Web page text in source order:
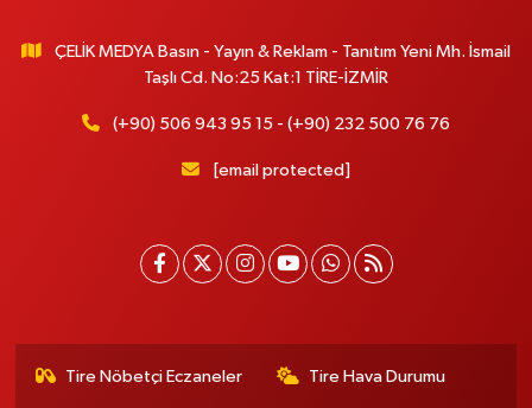
ÇELİK MEDYA Basın - Yayın & Reklam - Tanıtım Yeni Mh. İsmail
Taşlı Cd. No:25 Kat:1 TİRE-İZMİR
(+90) 506 943 95 15 - (+90) 232 500 76 76
[email protected]
Tire Nöbetçi Eczaneler Tire Hava Durumu